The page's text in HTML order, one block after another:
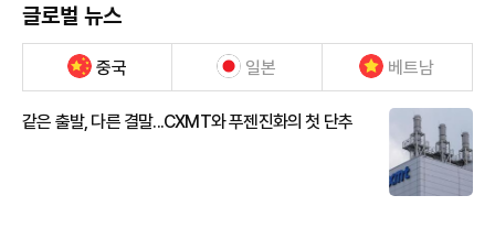
글로벌 뉴스
중국 일본 베트남
같은 출발, 다른 결말...CXMT와 푸젠진화의 첫 단추